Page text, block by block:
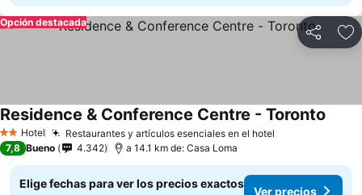
Compartir
Opción destacada
2 Estrellas
Hotel Restaurantes y artículos esenciales en el hotel
Residence & Conference Centre - Toronto
7,8 Bueno 4.342 a 14.1 km de: Casa Loma
Elige fechas para ver los precios exactos
Ver precios